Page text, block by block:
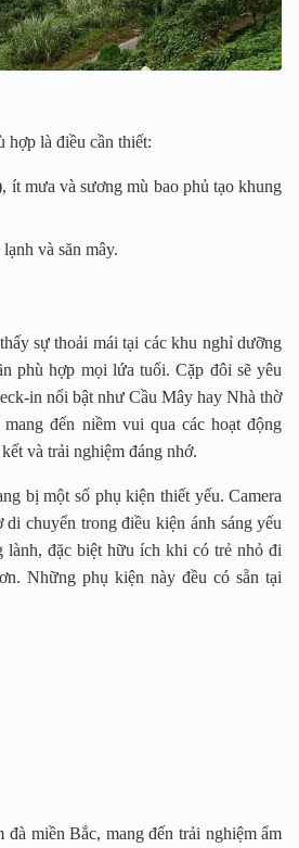
là điều cần thiết:
ít mưa và sương mù bao phủ tạo khung
và săn mây.
sự thoải mái tại các khu nghỉ dưỡng
phù hợp mọi lứa tuổi. Cặp đôi sẽ yêu
in nổi bật như Cầu Mây hay Nhà thờ
đến niềm vui qua các hoạt động
và trải nghiệm đáng nhớ.
bị một số phụ kiện thiết yếu. Camera
chuyển trong điều kiện ánh sáng yếu
đặc biệt hữu ích khi có trẻ nhỏ đi
Những phụ kiện này đều có sẵn tại
miền Bắc, mang đến trải nghiệm ẩm